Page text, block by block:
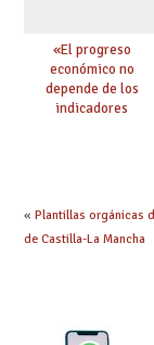
«El progreso
económico no
depende de los
indicadores
« Plantillas orgánicas
de Castilla-La Mancha